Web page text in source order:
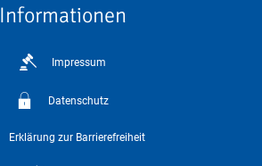
Informationen
Impressum
Datenschutz
Erklärung zur Barrierefreiheit